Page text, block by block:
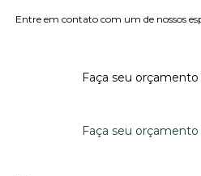
Entre em contato com um de nossos
Faça seu
Faça seu